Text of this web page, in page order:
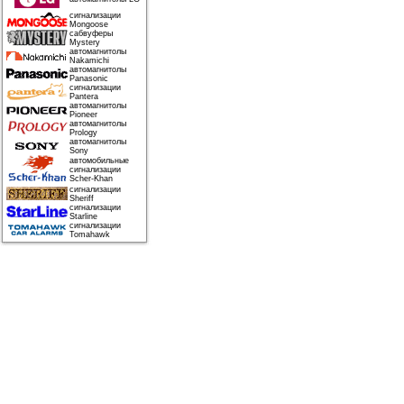
сигнализации
Mongoose
сабвуферы
Mystery
автомагнитолы
Nakamichi
автомагнитолы
Panasonic
сигнализации
Pantera
автомагнитолы
Pioneer
автомагнитолы
Prology
автомагнитолы
Sony
автомобильные
сигнализации
Scher-Khan
сигнализации
Sheriff
сигнализации
Starline
сигнализации
Tomahawk